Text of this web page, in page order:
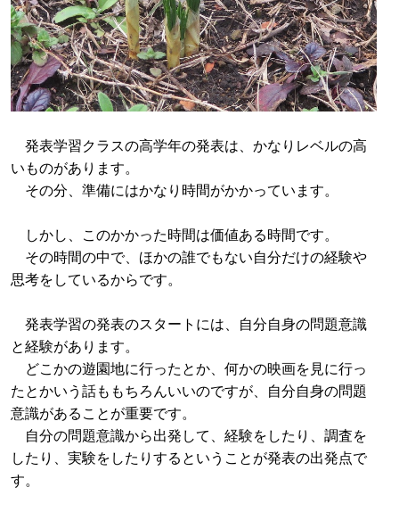
発表学習クラスの高学年の発表は、かなりレベルの高
いものがあります。
その分、準備にはかなり時間がかかっています。
しかし、このかかった時間は価値ある時間です。
その時間の中で、ほかの誰でもない自分だけの経験や
思考をしているからです。
発表学習の発表のスタートには、自分自身の問題意識
と経験があります。
どこかの遊園地に行ったとか、何かの映画を見に行っ
たとかいう話ももちろんいいのですが、自分自身の問題
意識があることが重要です。
自分の問題意識から出発して、経験をしたり、調査を
したり、実験をしたりするということが発表の出発点で
す。